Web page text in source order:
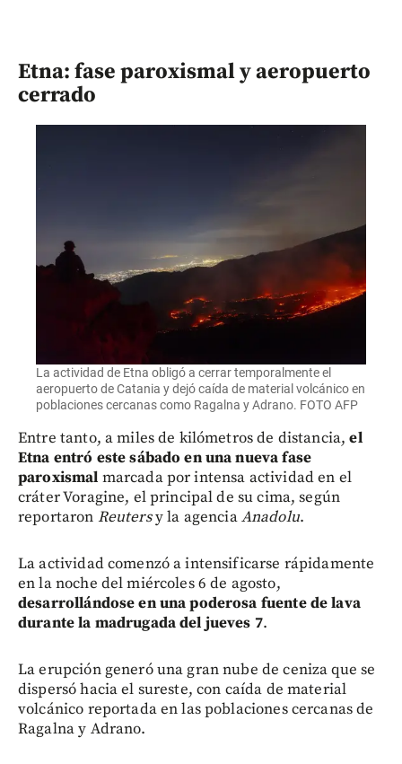
Etna: fase paroxismal y aeropuerto
cerrado
La actividad de Etna obligó a cerrar temporalmente el
aeropuerto de Catania y dejó caída de material volcánico en
poblaciones cercanas como Ragalna y Adrano. FOTO AFP
Entre tanto, a miles de kilómetros de distancia,el
Etna entró este sábado en una nueva fase
paroxismal marcada por intensa actividad en el
cráter Voragine, el principal de su cima, según
reportaron Reutersy la agenciaAnadolu.
La actividad comenzó a intensificarse rápidamente
en la noche del miércoles 6 de agosto,
desarrollándose en una poderosa fuente de lava
durante la madrugada del jueves 7.
La erupción generó una gran nube de ceniza que se
dispersó hacia el sureste, con caída de material
volcánico reportada en las poblaciones cercanas de
Ragalna y Adrano.